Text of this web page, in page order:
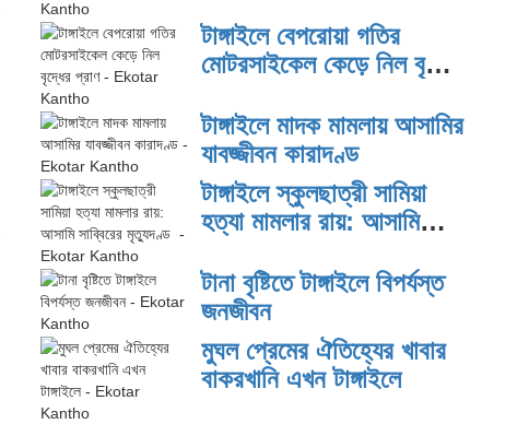
টাঙ্গাইলে বেপরোয়া গতির
মোটরসাইকেল কেড়ে নিল বৃদ্ধের
টাঙ্গাইলে মাদক মামলায় আসামির
যাবজ্জীবন কারাদণ্ড
টাঙ্গাইলে স্কুলছাত্রী সামিয়া
হত্যা মামলার রায়: আসামি
টানা বৃষ্টিতে টাঙ্গাইলে বিপর্যস্ত
জনজীবন
মুঘল প্রেমের ঐতিহ্যের খাবার
বাকরখানি এখন টাঙ্গাইলে